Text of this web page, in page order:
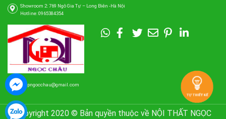
Showroom 2: 769 Ngô Gia Tự – Long Biên -Hà Nội
Hotline: 0965384354
tubepngocchau@gmail.com
Copyright 2020 © Bản quyền thuộc về NỘI THẤT NGỌC